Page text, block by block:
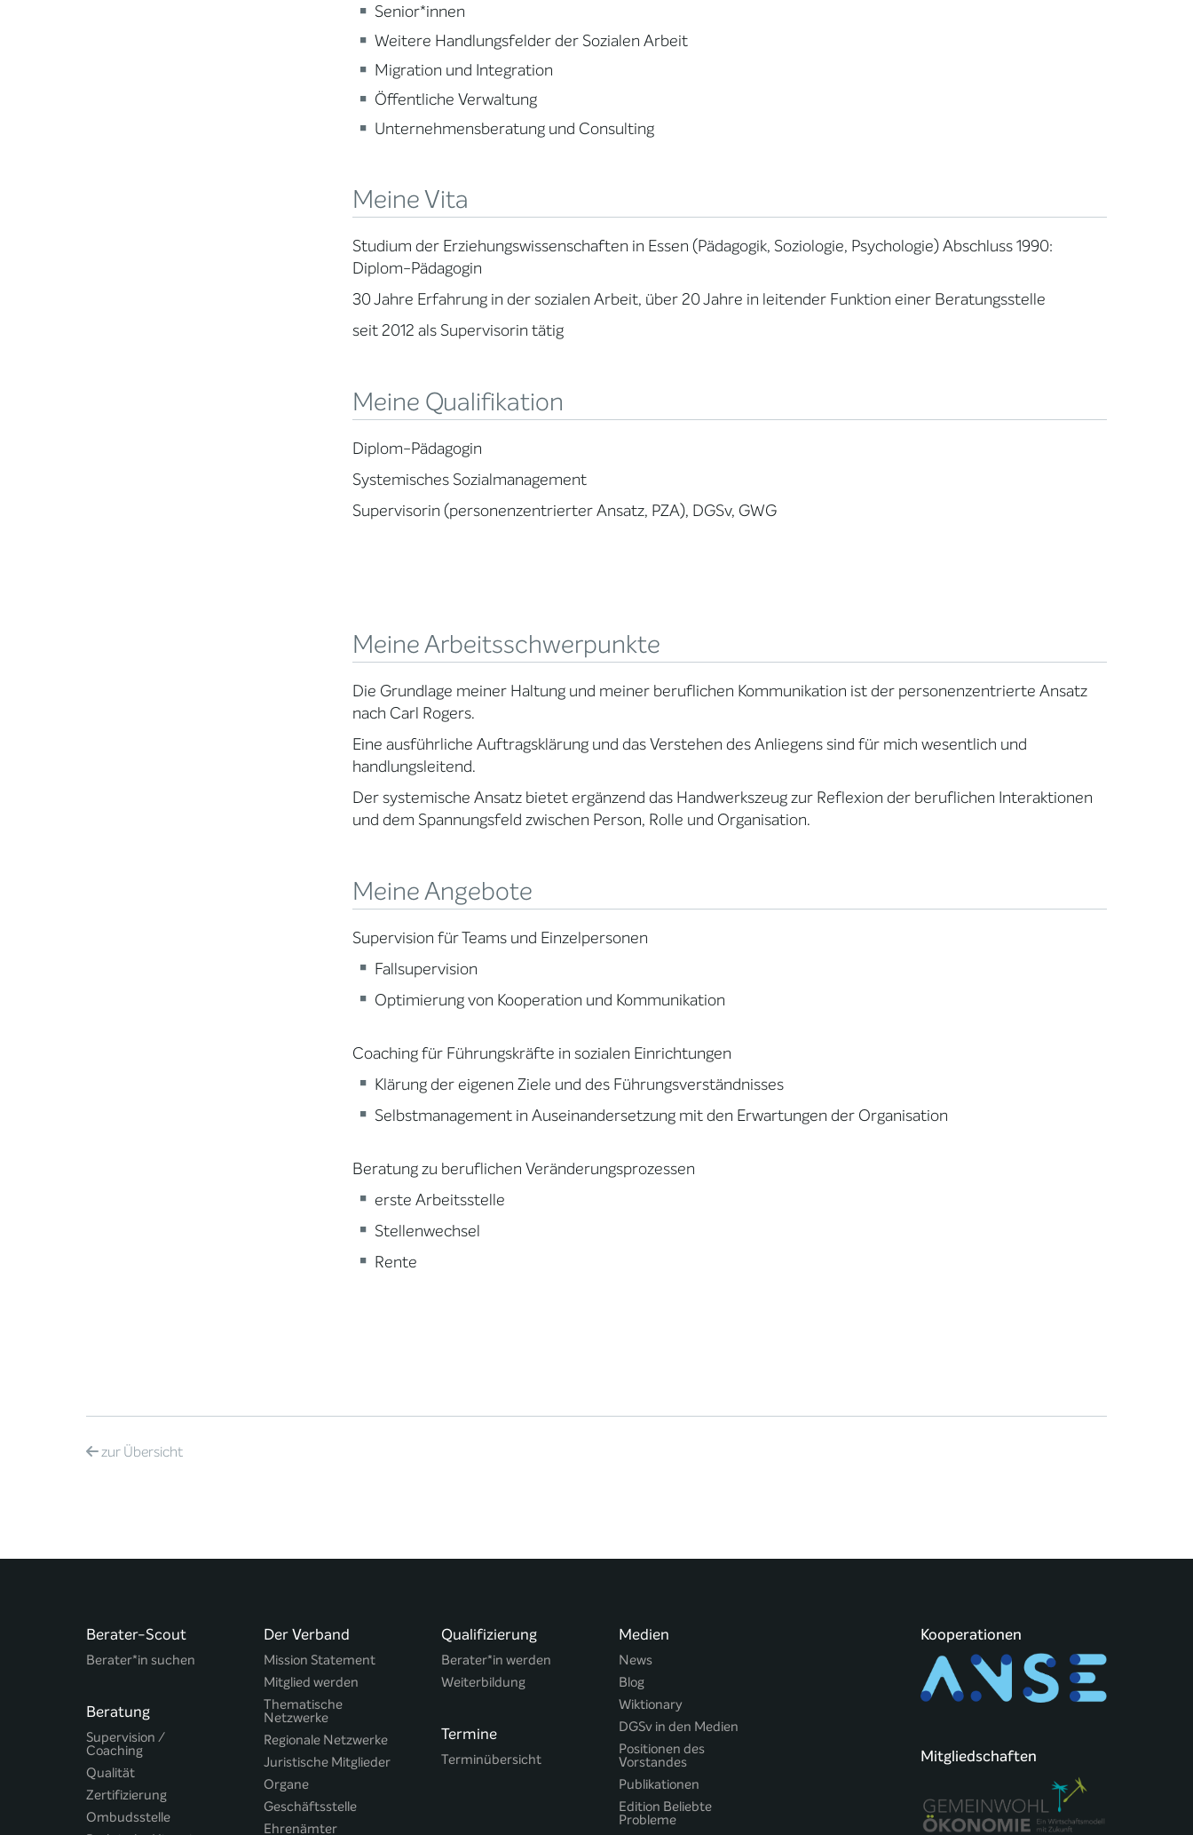
Senior*innen
Weitere Handlungsfelder der Sozialen Arbeit
Migration und Integration
Öffentliche Verwaltung
Unternehmensberatung und Consulting
Meine Vita
Studium der Erziehungswissenschaften in Essen (Pädagogik, Soziologie, Psychologie) Abschluss 1990:
Diplom-Pädagogin
30 Jahre Erfahrung in der sozialen Arbeit, über 20 Jahre in leitender Funktion einer Beratungsstelle
seit 2012 als Supervisorin tätig
Meine Qualifikation
Diplom-Pädagogin
Systemisches Sozialmanagement
Supervisorin (personenzentrierter Ansatz, PZA), DGSv, GWG
Meine Arbeitsschwerpunkte
Die Grundlage meiner Haltung und meiner beruflichen Kommunikation ist der personenzentrierte Ansatz
nach Carl Rogers.
Eine ausführliche Auftragsklärung und das Verstehen des Anliegens sind für mich wesentlich und
handlungsleitend.
Der systemische Ansatz bietet ergänzend das Handwerkszeug zur Reflexion der beruflichen Interaktionen
und dem Spannungsfeld zwischen Person, Rolle und Organisation.
Meine Angebote
Supervision für Teams und Einzelpersonen
Fallsupervision
Optimierung von Kooperation und Kommunikation
Coaching für Führungskräfte in sozialen Einrichtungen
Klärung der eigenen Ziele und des Führungsverständnisses
Selbstmanagement in Auseinandersetzung mit den Erwartungen der Organisation
Beratung zu beruflichen Veränderungsprozessen
erste Arbeitsstelle
Stellenwechsel
Rente
zurÜbersicht
Berater-Scout
Berater*in suchen
Beratung
Supervision /
Coaching
Qualität
Zertifizierung
Ombudsstelle
Der Verband
Mission Statement
Mitglied werden
Thematische
Netzwerke
Regionale Netzwerke
Juristische Mitglieder
Organe
Geschäftsstelle
Ehrenämter
Qualifizierung
Berater*in werden
Weiterbildung
Termine
Terminübersicht
Medien
News
Blog
Wiktionary
DGSv in den Medien
Positionen des
Vorstandes
Publikationen
Edition Beliebte
Probleme
Kooperationen
Mitgliedschaften